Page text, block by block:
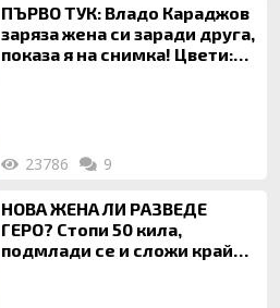
ПЪРВО ТУК: Владо Караджов
заряза жена си заради друга,
показа я на снимка! Цвети:
23786 9
НОВА ЖЕНА ЛИ РАЗВЕДЕ
ГЕРО? Стопи 50 кила,
подмлади се и сложи край